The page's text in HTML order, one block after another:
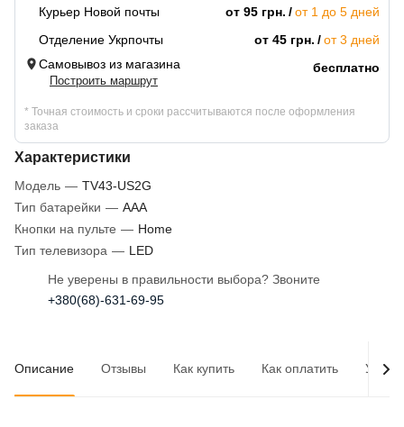
Курьер Новой почты
от 95 грн.
от 1 до 5 дней
Отделение Укрпочты
от 45 грн.
от 3 дней
Самовывоз из магазина
Построить маршрут
бесплатно
* Точная стоимость и сроки рассчитываются после оформления
заказа
Характеристики
Модель — TV43-US2G
Тип батарейки — AAA
Кнопки на пульте — Home
Тип телевизора — LED
Не уверены в правильности выбора? Звоните
+380(68)-631-69-95
Описание Отзывы Как купить Как оплатить